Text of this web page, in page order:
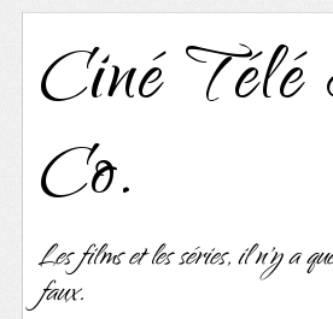
Ciné
Co.
Les films et les séries, il n'y a
faux.